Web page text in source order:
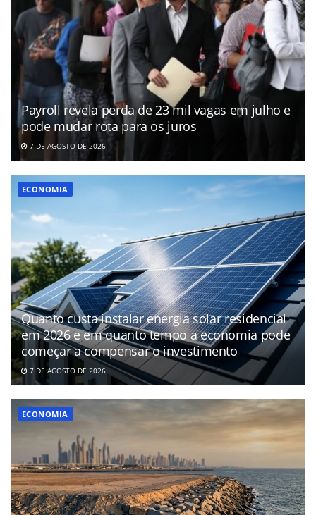
Payroll revela perda de 23 mil vagas em julho e
pode mudar rota para os juros
7 DE AGOSTO DE 2026
ECONOMIA
Quanto custa instalar energia solar residencial
em 2026 e em quanto tempo a economia pode
começar a compensar o investimento
7 DE AGOSTO DE 2026
ECONOMIA